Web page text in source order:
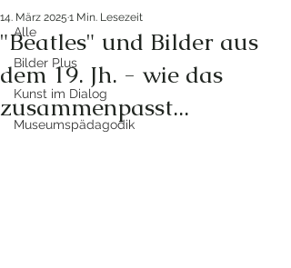
Alle
Bilder Plus
Kunst im Dialog
Museumspädagodik
"Beatles" und Bilder aus
dem 19. Jh. - wie das
zusammenpasst...
14. März 2025 1 Min. Lesezeit